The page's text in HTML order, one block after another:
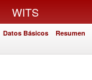
WITS
Datos Básicos Resumen